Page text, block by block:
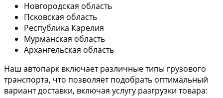
Новгородская область
Псковская область
Республика Карелия
Мурманская область
Архангельская область
Наш автопарк включает различные типы грузового
транспорта, что позволяет подобрать оптимальный
вариант доставки, включая услугу разгрузки товара: